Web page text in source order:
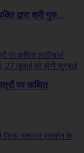
द्वारा श्री गुरु...
पर कथित